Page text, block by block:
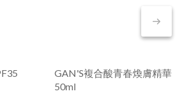
GAN'S複合酸青春煥膚精華
50ml